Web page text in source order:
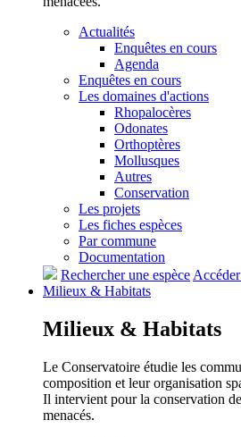
Actualités
Enquêtes en cours
Agenda
Enquêtes en cours
Les domaines d'actions
Rhopalocères
Odonates
Orthoptères
Mollusques
Autres
Conservation
Les projets
Les fiches espèces
Par commune
Documentation
Rechercher une espèce
Milieux & Habitats
Milieux & Habitats
Le Conservatoire étudie les
composition et leur organisation
Il intervient pour la conservation
menacés.